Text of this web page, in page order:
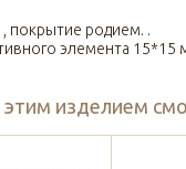
покрытие родием. .
элемента 15*15
этим изделием